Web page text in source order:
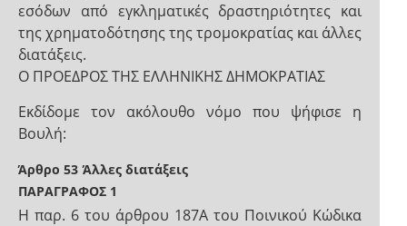
εσόδων από εγκληματικές δραστηριότητες και
της χρηματοδότησης της τρομοκρατίας και άλλες
διατάξεις.
Ο ΠΡΟΕΔΡΟΣ ΤΗΣ ΕΛΛΗΝΙΚΗΣ ΔΗΜΟΚΡΑΤΙΑΣ
Εκδίδομε τον ακόλουθο νόμο που ψήφισε η
Βουλή:
Άρθρο 53 Άλλες διατάξεις
ΠΑΡΑΓΡΑΦΟΣ 1
H παρ. 6 του άρθρου 187Α του Ποινικού Κώδικα